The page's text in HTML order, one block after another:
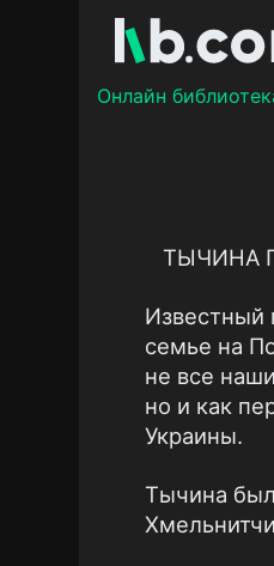
Онлайн
ТЫЧИНА
Известный
семье на
не все
но и как
Украины.
Тычина